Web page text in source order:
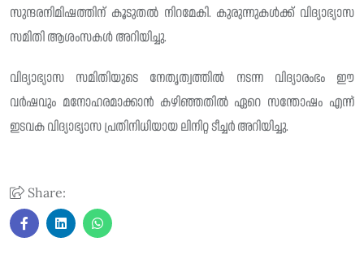
സുന്ദരനിമിഷത്തിന് കൂടുതൽ നിറമേകി. കുരുന്നുകൾക്ക് വിദ്യാഭ്യാസ
സമിതി ആശംസകൾ അറിയിച്ചു.
വിദ്യാഭ്യാസ സമിതിയുടെ നേതൃത്വത്തിൽ നടന്ന വിദ്യാരംഭം ഈ
വർഷവും മനോഹരമാക്കാൻ കഴിഞ്ഞതിൽ ഏറെ സന്തോഷം എന്ന്
ഇടവക വിദ്യാഭ്യാസ പ്രതിനിധിയായ ലിനിറ്റ ടീച്ചർ അറിയിച്ചു.
Share: